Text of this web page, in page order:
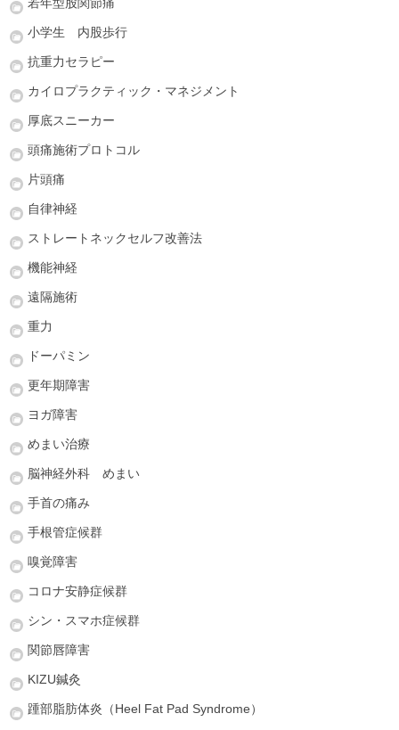
若年型股関節痛
小学生 内股歩行
抗重力セラピー
カイロプラクティック・マネジメント
厚底スニーカー
頭痛施術プロトコル
片頭痛
自律神経
ストレートネックセルフ改善法
機能神経
遠隔施術
重力
ドーパミン
更年期障害
ヨガ障害
めまい治療
脳神経外科 めまい
手首の痛み
手根管症候群
嗅覚障害
コロナ安静症候群
シン・スマホ症候群
関節唇障害
KIZU鍼灸
踵部脂肪体炎（Heel Fat Pad Syndrome）